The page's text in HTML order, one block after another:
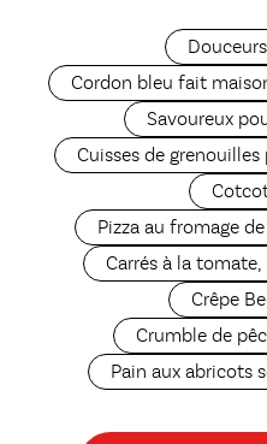
Cordon bleu fait
Savoureux
Cuisses de grenouilles
Pizza au fromage
Carrés à la
Crêpe
Crumble de
Pain aux abricots